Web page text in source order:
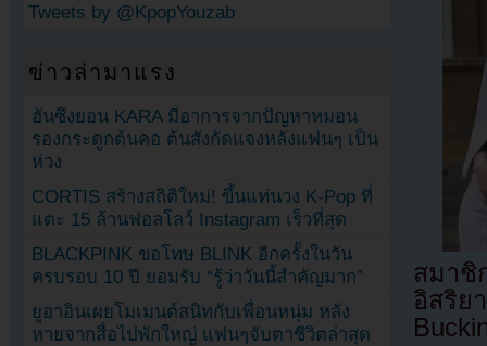
สมาชิ
อิสริย
Tweets by @KpopYouzab
ข่าวล่ามาแรง
ฮันซึงยอน KARA มีอาการจากปัญหาหมอน
รองกระดูกต้นคอ ต้นสังกัดแจงหลังแฟนๆ เป็น
ห่วง
CORTIS สร้างสถิติใหม่! ขึ้นแท่นวง K-Pop ที่
แตะ 15 ล้านฟอลโลว์ Instagram เร็วที่สุด
BLACKPINK ขอโทษ BLINK อีกครั้งในวัน
ครบรอบ 10 ปี ยอมรับ “รู้ว่าวันนี้สำคัญมาก”
ยูอาอินเผยโมเมนต์สนิทกับเพื่อนหนุ่ม หลัง
หายจากสื่อไปพักใหญ่ แฟนๆจับตาชีวิตล่าสุด